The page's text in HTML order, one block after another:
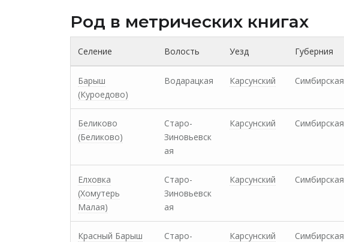
Род в метрических книгах
Селение Волость Уезд Губерния
Барыш
(Куроедово)
Водарацкая Карсунский Симбирская
Беликово
(Беликово)
Старо-
Зиновьевск
ая
Карсунский Симбирская
Елховка
(Хомутерь
Малая)
Старо-
Зиновьевск
ая
Карсунский Симбирская
Красный Барыш
Старо-
Карсунский Симбирская